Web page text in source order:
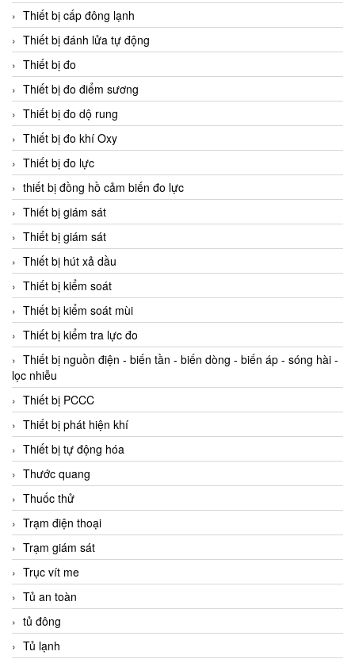
Thiết bị cấp đông lạnh
Thiết bị đánh lửa tự động
Thiết bị đo
Thiết bị đo điểm sương
Thiết bị đo dộ rung
Thiết bị đo khí Oxy
Thiết bị đo lực
thiết bị đồng hồ cảm biến đo lực
Thiết bị giám sát
Thiết bị giám sát
Thiết bị hút xả dầu
Thiết bị kiểm soát
Thiết bị kiểm soát mùi
Thiết bị kiểm tra lực đo
Thiết bị nguồn điện - biến tần - biến dòng - biến áp - sóng hài -
lọc nhiễu
Thiết bị PCCC
Thiết bị phát hiện khí
Thiết bị tự động hóa
Thước quang
Thuốc thử
Trạm điện thoại
Trạm giám sát
Trục vít me
Tủ an toàn
tủ đông
Tủ lạnh